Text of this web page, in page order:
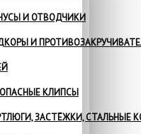
И ОТВОДЧИКИ
И
КЛИПСЫ
ЗАСТЁЖКИ, СТАЛЬНЫЕ